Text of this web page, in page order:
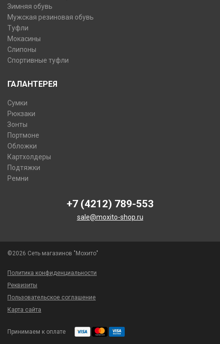
Зимняя обувь
Мужская резиновая обувь
Туфли
Мокасины
Слипоны
Спортивные туфли
ГАЛАНТЕРЕЯ
Сумки
Рюкзаки
Зонты
Портмоне
Обложки
Картхолдеры
Подтяжки
Ремни
+7 (4212) 789-553
sale@moxito-shop.ru
©2026 Сеть магазинов "Мохито"
Политика конфиденциальности
Реквизиты
Пользовательское соглашение
Карта сайта
Принимаем к оплате